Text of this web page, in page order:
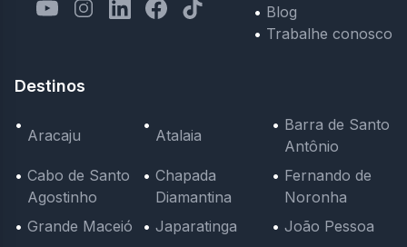
Blog
Trabalhe conosco
Destinos
Aracaju Atalaia
Barra de Santo
Antônio
Cabo de Santo
Agostinho
Chapada
Diamantina
Fernando de
Noronha
Grande Maceió
Japaratinga
João Pessoa